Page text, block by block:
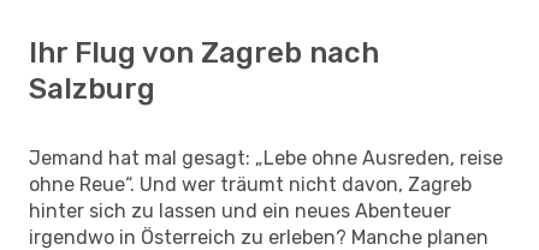
Ihr Flug von Zagreb nach
Salzburg
Jemand hat mal gesagt: „Lebe ohne Ausreden, reise
ohne Reue“. Und wer träumt nicht davon, Zagreb
hinter sich zu lassen und ein neues Abenteuer
irgendwo in Österreich zu erleben? Manche planen